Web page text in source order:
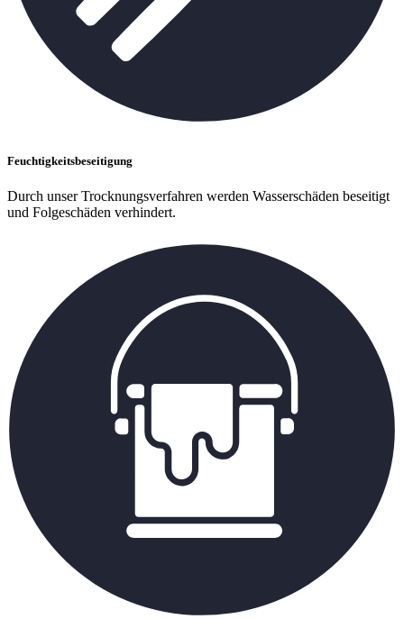
Feuchtigkeitsbeseitigung
Durch unser Trocknungsverfahren werden Wasserschäden beseitigt
und Folgeschäden verhindert.